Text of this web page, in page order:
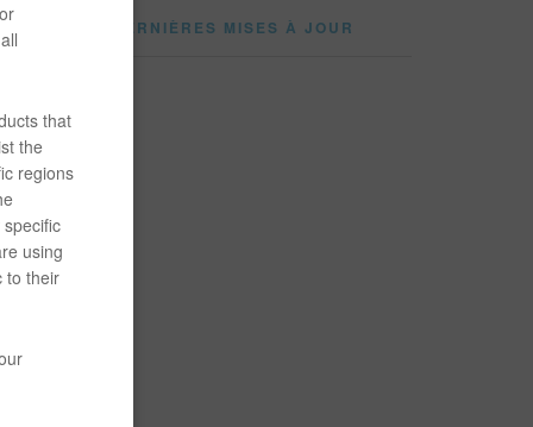
le
DERNIÈRES MISES À JOUR
that
the
regions
using
to their